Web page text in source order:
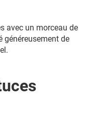
avec un morceau de
généreusement de